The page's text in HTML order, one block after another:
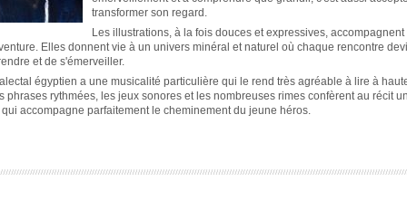
transformer son regard.
Les illustrations, à la fois douces et expressives, accompagnent
Elles donnent vie à un univers minéral et naturel où chaque rencontre
et de s'émerveiller.
égyptien a une musicalité particulière qui le rend très agréable à lire à
phrases rythmées, les jeux sonores et les nombreuses rimes confèrent au récit
accompagne parfaitement le cheminement du jeune héros.